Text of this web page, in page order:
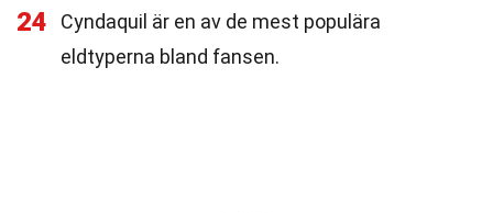
24
Cyndaquil är en av de mest populära
eldtyperna bland fansen.